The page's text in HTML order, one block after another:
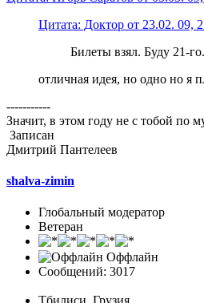
Цитата: Доктор от 23.02. 09,
Билеты взял. Буду 21-
отличная идея, но одно но
-----------
Значит, в этом году не с тобой по
Записан
Дмитрий Пантелеев
shalva-zimin
Глобальный модератор
Ветеран
Оффлайн
Сообщений: 3017
Тбилиси. Грузия.